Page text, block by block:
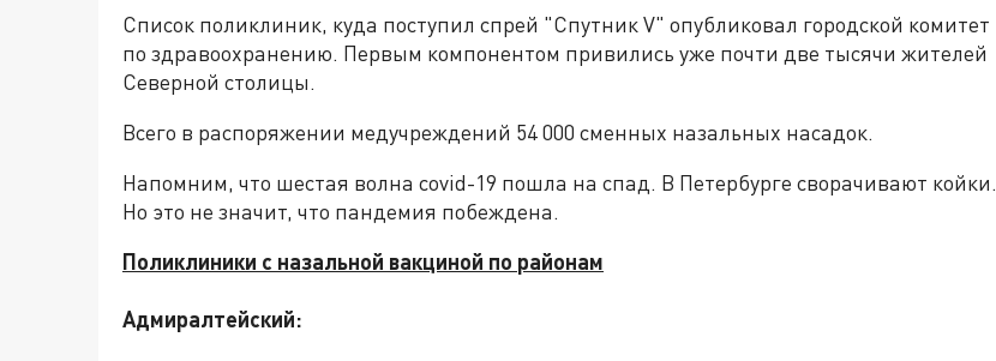
Список поликлиник, куда поступил спрей "Спутник V" опубликовал городской комитет
по здравоохранению. Первым компонентом привились уже почти две тысячи жителей
Северной столицы.
Всего в распоряжении медучреждений 54 000 сменных назальных насадок.
Напомним, что шестая волна covid-19 пошла на спад. В Петербурге сворачивают койки.
Но это не значит, что пандемия побеждена.
Поликлиники с назальной вакциной по районам
Адмиралтейский: